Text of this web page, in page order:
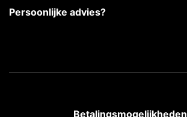
Persoonlijke advies?
Betalingsmogelijkheden